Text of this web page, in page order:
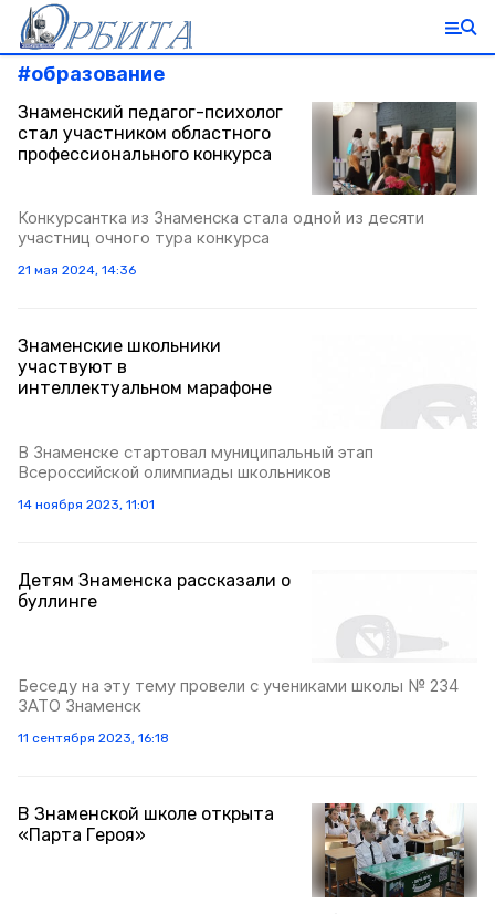
#образование
Знаменский педагог-психолог
стал участником областного
профессионального конкурса
Конкурсантка из Знаменска стала одной из десяти
участниц очного тура конкурса
21 мая 2024, 14:36
Знаменские школьники
участвуют в
интеллектуальном марафоне
В Знаменске стартовал муниципальный этап
Всероссийской олимпиады школьников
14 ноября 2023, 11:01
Детям Знаменска рассказали о
буллинге
Беседу на эту тему провели с учениками школы № 234
ЗАТО Знаменск
11 сентября 2023, 16:18
В Знаменской школе открыта
«Парта Героя»